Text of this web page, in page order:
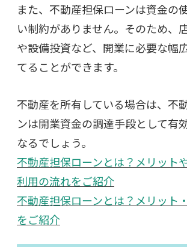
また、不動産担保ローンは資金の
い制約がありません。そのため、
や設備投資など、開業に必要な幅
てることができます。
不動産を所有している場合は、不
ンは開業資金の調達手段として有
なるでしょう。
不動産担保ローンとは？メリット
利用の流れをご紹介
不動産担保ローンとは？メリット
をご紹介